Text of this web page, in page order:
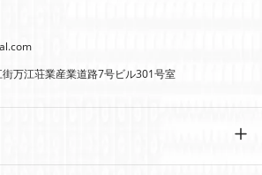
万江荘業産業道路7号ビル301号室